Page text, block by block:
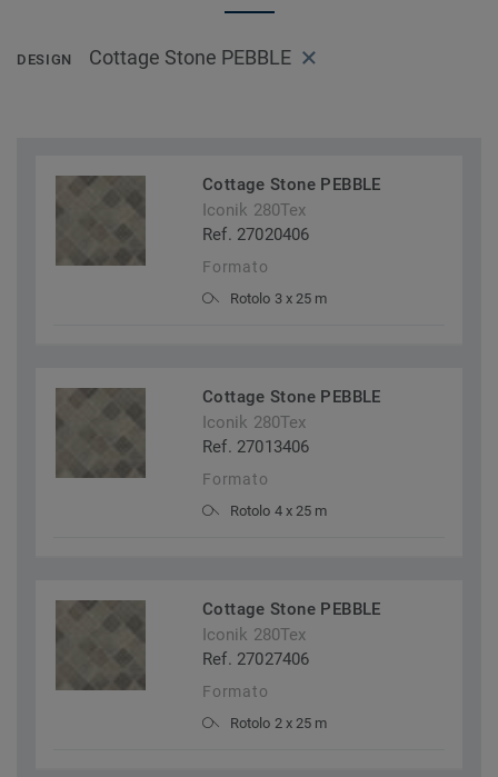
DESIGN Cottage Stone PEBBLE
Cottage Stone PEBBLE
Iconik 280Tex
Ref. 27020406
Formato
Rotolo 3 x 25 m
Cottage Stone PEBBLE
Iconik 280Tex
Ref. 27013406
Formato
Rotolo 4 x 25 m
Cottage Stone PEBBLE
Iconik 280Tex
Ref. 27027406
Formato
Rotolo 2 x 25 m